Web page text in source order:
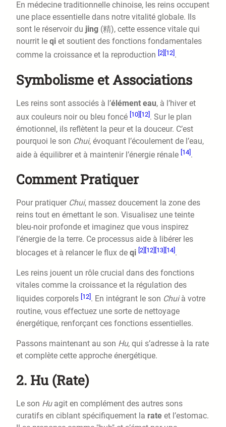
En médecine traditionnelle chinoise, les reins occupent
une place essentielle dans notre vitalité globale. Ils
sont le réservoir du jing (精), cette essence vitale qui
nourrit le qi et soutient des fonctions fondamentales
comme la croissance et la reproduction [2] [12].
Symbolisme et Associations
Les reins sont associés à l’élément eau, à l’hiver et
aux couleurs noir ou bleu foncé [10] [12]. Sur le plan
émotionnel, ils reflètent la peur et la douceur. C’est
pourquoi le son Chui, évoquant l’écoulement de l’eau,
aide à équilibrer et à maintenir l’énergie rénale [14] .
Comment Pratiquer
Pour pratiquer Chui, massez doucement la zone des
reins tout en émettant le son. Visualisez une teinte
bleu-noir profonde et imaginez que vous inspirez
l’énergie de la terre. Ce processus aide à libérer les
blocages et à relancer le flux de qi [2] [12] [13] [14] .
Les reins jouent un rôle crucial dans des fonctions
vitales comme la croissance et la régulation des
liquides corporels [12]. En intégrant le son Chuià votre
routine, vous effectuez une sorte de nettoyage
énergétique, renforçant ces fonctions essentielles.
Passons maintenant au son Hu, qui s’adresse à la rate
et complète cette approche énergétique.
2. Hu (Rate)
Le son Huagit en complément des autres sons
curatifs en ciblant spécifiquement la rate et l’estomac.